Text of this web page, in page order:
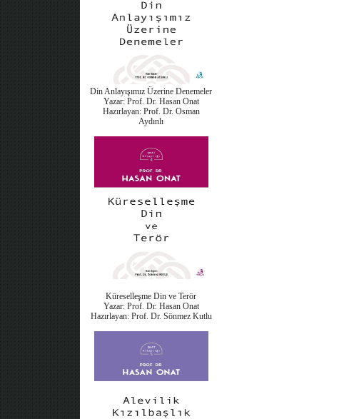
Din Anlayışımız Üzerine Denemeler
Yazar: Prof. Dr. Hasan Onat
Hazırlayan: Prof. Dr. Osman
Aydınlı
Küreselleşme Din ve Terör
Yazar: Prof. Dr. Hasan Onat
Hazırlayan: Prof. Dr. Sönmez Kutlu